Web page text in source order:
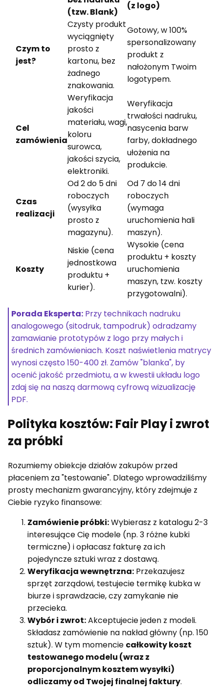
(tzw. Blank)
(z logo)
Czym to
jest?
Czysty produkt
wyciągnięty
prosto z
kartonu, bez
żadnego
znakowania.
Gotowy, w 100%
spersonalizowany
produkt z
nałożonym Twoim
logotypem.
Cel
zamówienia
Weryfikacja
jakości
materiału, wagi,
koloru
surowca,
jakości szycia,
elektroniki.
Weryfikacja
trwałości nadruku,
nasycenia barw
farby, dokładnego
ułożenia na
produkcie.
Czas
realizacji
Od 2 do 5 dni
roboczych
(wysyłka
prosto z
magazynu).
Od 7 do 14 dni
roboczych
(wymaga
uruchomienia hali
maszyn).
Koszty
Niskie (cena
jednostkowa
produktu +
kurier).
Wysokie (cena
produktu + koszty
uruchomienia
maszyn, tzw. koszty
przygotowalni).
Porada Eksperta: Przy technikach nadruku
analogowego (sitodruk, tampodruk) odradzamy
zamawianie prototypów z logo przy małych i
średnich zamówieniach. Koszt naświetlenia matrycy
wynosi często 150-400 zł. Zamów "blanka", by
ocenić jakość przedmiotu, a w kwestii układu logo
zdaj się na naszą darmową cyfrową wizualizację
PDF.
Polityka kosztów: Fair Play i zwrot
za próbki
Rozumiemy obiekcje działów zakupów przed
płaceniem za "testowanie". Dlatego wprowadziliśmy
prosty mechanizm gwarancyjny, który zdejmuje z
Ciebie ryzyko finansowe:
Zamówienie próbki:Wybierasz z katalogu 2-3
interesujące Cię modele (np. 3 różne kubki
termiczne) i opłacasz fakturę za ich
pojedyncze sztuki wraz z dostawą.
Weryfikacja wewnętrzna: Przekazujesz
sprzęt zarządowi, testujecie termikę kubka w
biurze i sprawdzacie, czy zamykanie nie
przecieka.
Wybór i zwrot:Akceptujecie jeden z modeli.
Składasz zamówienie na nakład główny (np. 150
sztuk). W tym momencie całkowity koszt
testowanego modelu (wraz z
proporcjonalnym kosztem wysyłki)
odliczamy od Twojej finalnej faktury.